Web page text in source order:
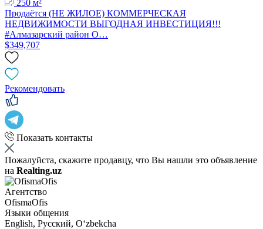
250 м²
Продаётся (НЕ ЖИЛОЕ) КОММЕРЧЕСКАЯ
НЕДВИЖИМОСТИ ВЫГОДНАЯ ИНВЕСТИЦИЯ!!!
#Алмазарский район О…
$349,707
Рекомендовать
Показать контакты
Пожалуйста, скажите продавцу, что Вы нашли это объявление
на Realting.uz
Агентство
OfismaOfis
Языки общения
English, Русский, Oʻzbekcha